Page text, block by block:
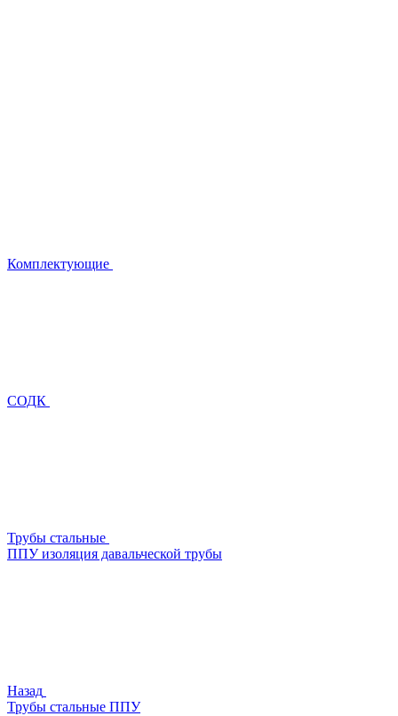
Комплектующие
СОДК
Трубы стальные
ППУ изоляция давальческой трубы
Назад
Трубы стальные ППУ